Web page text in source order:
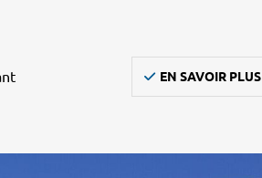
EN SAVOIR PLUS